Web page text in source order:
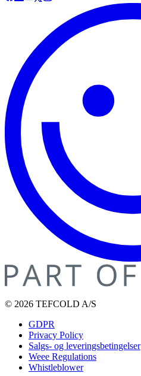
© 2026 TEFCOLD A/S
GDPR
Privacy Policy
Salgs- og leveringsbetingelser
Weee Regulations
Whistleblower